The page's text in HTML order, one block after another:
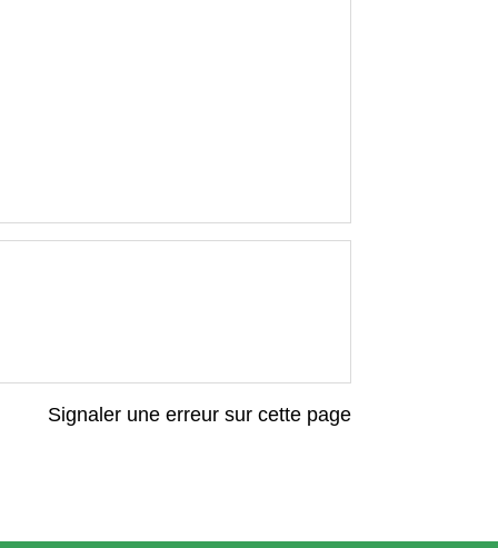
Signaler une erreur sur cette page